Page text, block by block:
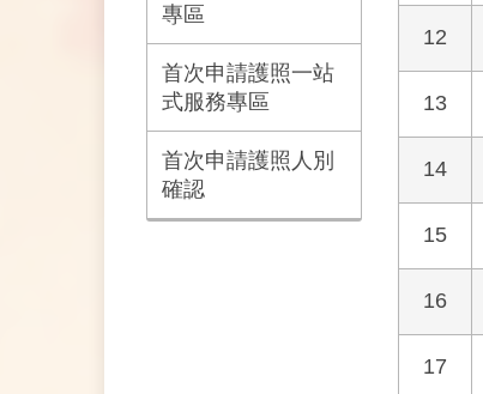
專區
首次申請護照一站
式服務專區
首次申請護照人別
確認
12
13
14
15
16
17